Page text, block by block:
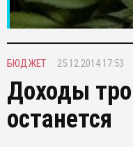
БЮДЖЕТ 25.12.2014 17:53
Доходы
останется